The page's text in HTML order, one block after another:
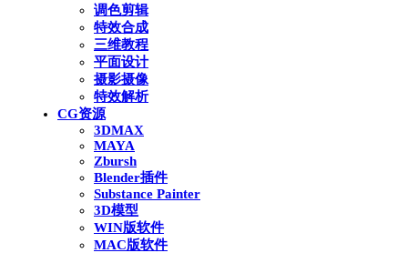
调色剪辑
特效合成
三维教程
平面设计
摄影摄像
特效解析
CG资源
3DMAX
MAYA
Zbursh
Blender插件
Substance Painter
3D模型
WIN版软件
MAC版软件